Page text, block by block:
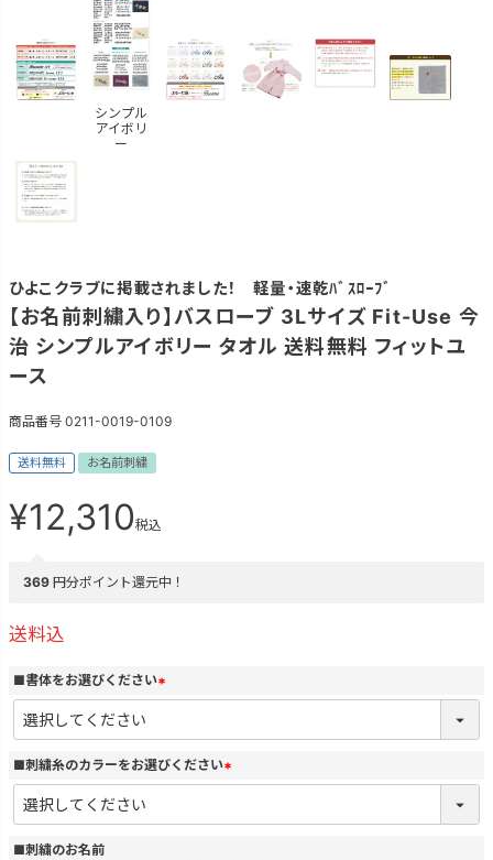
シンプル
アイボリ
ー
ひよこクラブに掲載されました！ 軽量・速乾ﾊﾞｽﾛｰﾌﾞ
【お名前刺繍入り】バスローブ 3Lサイズ Fit-Use 今
治 シンプルアイボリー タオル 送料無料 フィットユ
ース
商品番号 0211-0019-0109
送料無料 お名前刺繍
¥12,310税込
369 円分ポイント還元中！
送料込
■書体をお選びください
(
須
)
■刺繍糸のカラーをお選びください
(
須
■刺繍のお名前